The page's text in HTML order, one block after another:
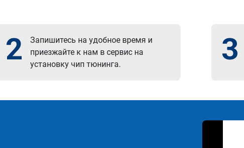
2
Запишитесь на удобное время и
приезжайте к нам в сервис на
установку чип тюнинга.
3